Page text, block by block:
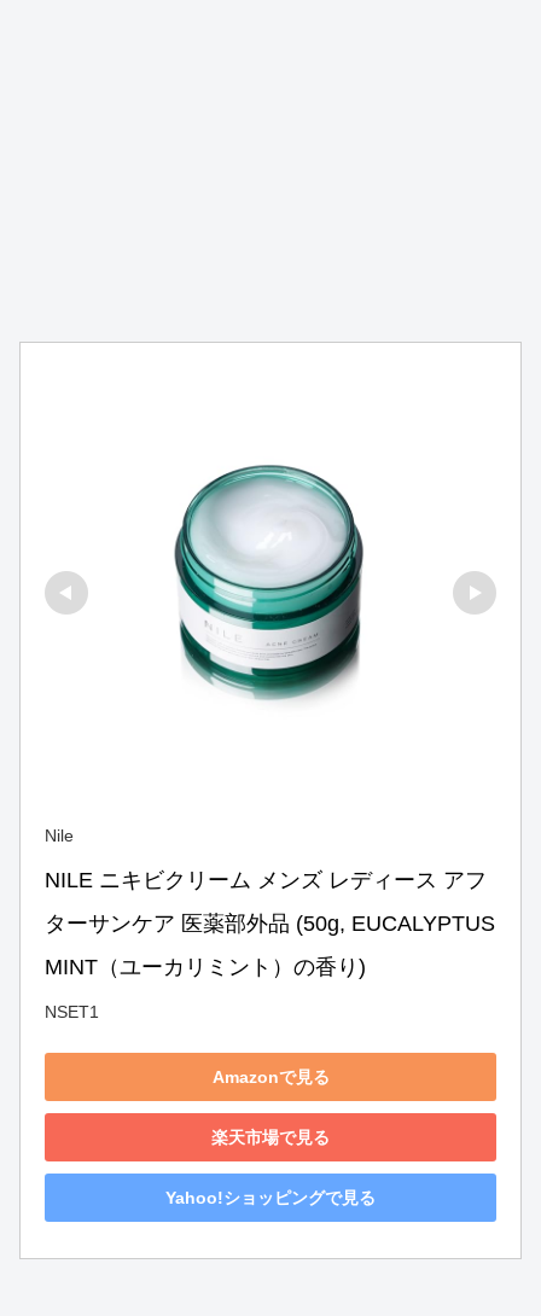
Nile
NILE ニキビクリーム メンズ レディース アフ
ターサンケア 医薬部外品 (50g, EUCALYPTUS
MINT（ユーカリミント）の香り)
NSET1
Amazonで見る
楽天市場で見る
Yahoo!ショッピングで見る